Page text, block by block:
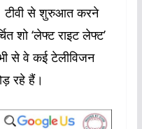
टीवी से शुरुआत करने
शो ‘लेफ्ट राइट लेफ्ट’
से वे कई टेलीविजन
रहे हैं।